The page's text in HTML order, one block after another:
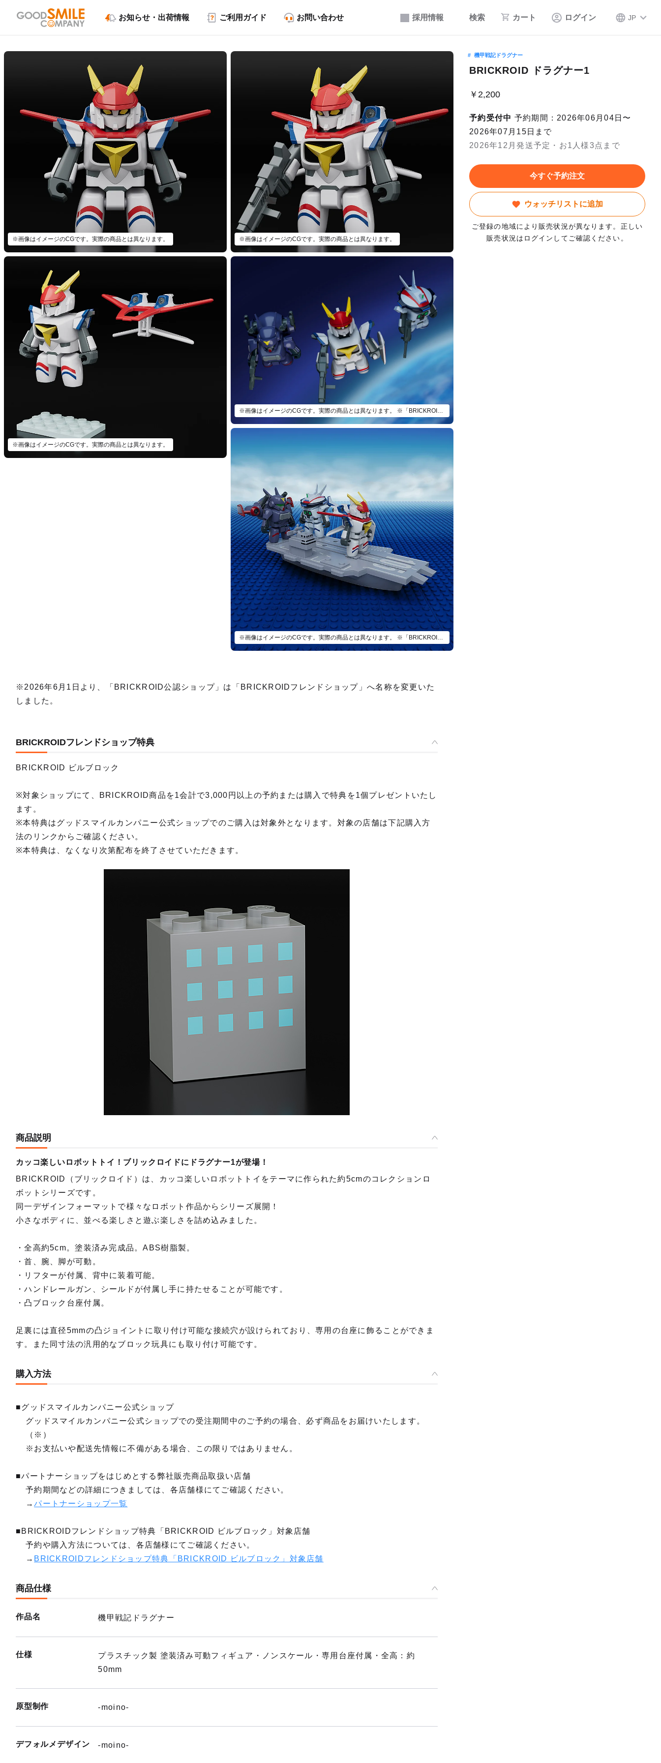
採用情報 検索 カート ログイン JP
お知らせ・出荷情報 ご利用ガイド お問い合わせ
※画像はイメージのCGです。実際の商品とは異なります。 ※画像はイメージのCGです。実際の商品とは異なります。
※画像はイメージのCGです。実際の商品とは異なります。
※画像はイメージのCGです。実際の商品とは異なります。 ※「BRICKROID ドラグナー1」以外は付属いたしません。
※画像はイメージのCGです。実際の商品とは異なります。 ※「BRICKROID ドラグナー1」以外は付属いたしません。
機甲戦記ドラグナー
BRICKROID ドラグナー1
￥2,200
予約受付中 予約期間：2026年06月04日〜
2026年07月15日まで
2026年12月発送予定・お1人様3点まで
今すぐ予約注文
ウォッチリストに追加
ご登録の地域により販売状況が異なります。正しい
販売状況はログインしてご確認ください。
※2026年6月1日より、「BRICKROID公認ショップ」は「BRICKROIDフレンドショップ」へ名称を変更いた
しました。
BRICKROIDフレンドショップ特典
BRICKROID ビルブロック
※対象ショップにて、BRICKROID商品を1会計で3,000円以上の予約または購入で特典を1個プレゼントいたし
ます。
※本特典はグッドスマイルカンパニー公式ショップでのご購入は対象外となります。対象の店舗は下記購入方
法のリンクからご確認ください。
※本特典は、なくなり次第配布を終了させていただきます。
商品説明
カッコ楽しいロボットトイ！ブリックロイドにドラグナー1が登場！
BRICKROID（ブリックロイド）は、カッコ楽しいロボットトイをテーマに作られた約5cmのコレクションロ
ボットシリーズです。
同一デザインフォーマットで様々なロボット作品からシリーズ展開！
小さなボディに、並べる楽しさと遊ぶ楽しさを詰め込みました。
・全高約5cm。塗装済み完成品。ABS樹脂製。
・首、腕、脚が可動。
・リフターが付属、背中に装着可能。
・ハンドレールガン、シールドが付属し手に持たせることが可能です。
・凸ブロック台座付属。
足裏には直径5mmの凸ジョイントに取り付け可能な接続穴が設けられており、専用の台座に飾ることができま
す。また同寸法の汎用的なブロック玩具にも取り付け可能です。
購入方法
■グッドスマイルカンパニー公式ショップ
グッドスマイルカンパニー公式ショップでの受注期間中のご予約の場合、必ず商品をお届けいたします。
（※）
※お支払いや配送先情報に不備がある場合、この限りではありません。
■パートナーショップをはじめとする弊社販売商品取扱い店舗
予約期間などの詳細につきましては、各店舗様にてご確認ください。
→パートナーショップ一覧
■BRICKROIDフレンドショップ特典「BRICKROID ビルブロック」対象店舗
予約や購入方法については、各店舗様にてご確認ください。
→ BRICKROIDフレンドショップ特典「BRICKROID ビルブロック」対象店舗
商品仕様
作品名 機甲戦記ドラグナー
仕様
プラスチック製 塗装済み可動フィギュア・ノンスケール・専用台座付属・全高：約
50mm
原型制作 -moino-
デフォルメデザイン -moino-